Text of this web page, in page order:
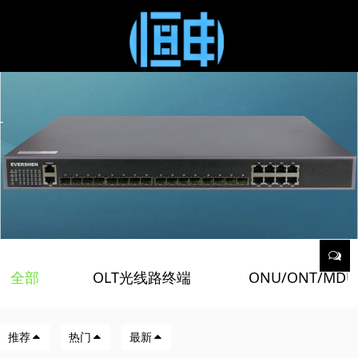
全部 OLT光线路终端 ONU/ONT/
推荐 热门 最新